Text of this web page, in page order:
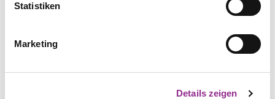
Statistiken
Marketing
Details zeigen